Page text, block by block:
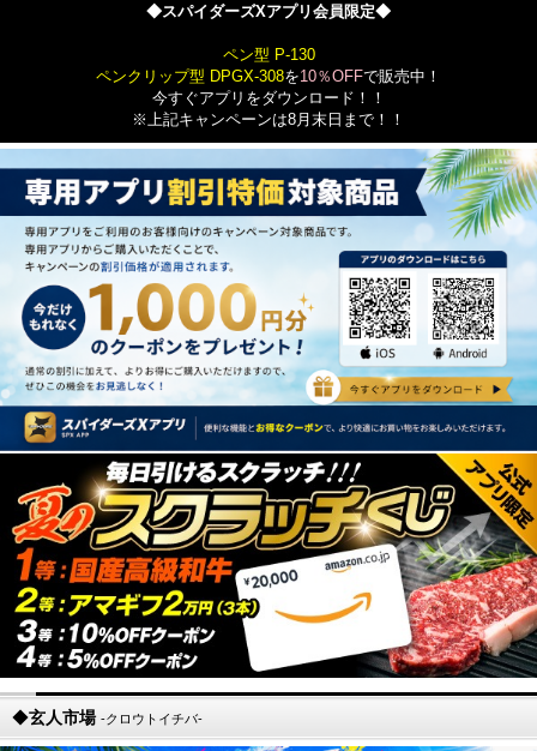
◆スパイダーズXアプリ会員限定◆
ペン型 P-130
ペンクリップ型 DPGX-308を10％OFFで販売中！
今すぐアプリをダウンロード！！
※上記キャンペーンは8月末日まで！！
◆玄人市場 -クロウトイチバ-